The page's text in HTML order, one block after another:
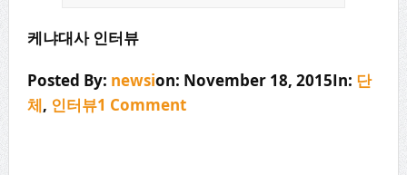
케냐대사 인터뷰
Posted By: newsion: November 18, 2015In: 단
체, 인터뷰1 Comment